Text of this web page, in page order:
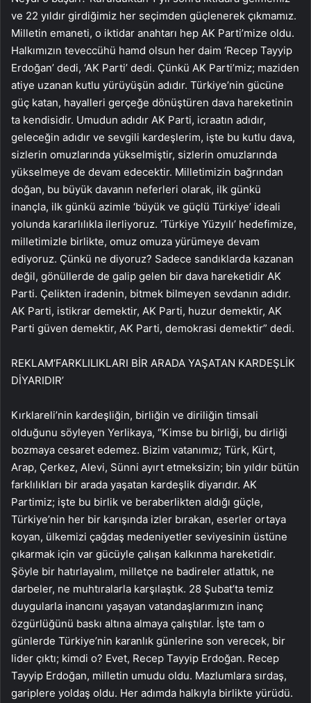
ve 22 yıldır girdiğimiz her seçimden güçlenerek çıkmamız.
Milletin emaneti, o iktidar anahtarı hep AK Parti’mize oldu.
Halkımızın teveccühü hamd olsun her daim ‘Recep Tayyip
Erdoğan’ dedi, ‘AK Parti’ dedi. Çünkü AK Parti’miz; maziden
atiye uzanan kutlu yürüyüşün adıdır. Türkiye’nin gücüne
güç katan, hayalleri gerçeğe dönüştüren dava hareketinin
ta kendisidir. Umudun adıdır AK Parti, icraatın adıdır,
geleceğin adıdır ve sevgili kardeşlerim, işte bu kutlu dava,
sizlerin omuzlarında yükselmiştir, sizlerin omuzlarında
yükselmeye de devam edecektir. Milletimizin bağrından
doğan, bu büyük davanın neferleri olarak, ilk günkü
inançla, ilk günkü azimle ‘büyük ve güçlü Türkiye’ ideali
yolunda kararlılıkla ilerliyoruz. ‘Türkiye Yüzyılı’ hedefimize,
milletimizle birlikte, omuz omuza yürümeye devam
ediyoruz. Çünkü ne diyoruz? Sadece sandıklarda kazanan
değil, gönüllerde de galip gelen bir dava hareketidir AK
Parti. Çelikten iradenin, bitmek bilmeyen sevdanın adıdır.
AK Parti, istikrar demektir, AK Parti, huzur demektir, AK
Parti güven demektir, AK Parti, demokrasi demektir” dedi.
REKLAM‘FARKLILIKLARI BİR ARADA YAŞATAN KARDEŞLİK
DİYARIDIR’
Kırklareli’nin kardeşliğin, birliğin ve diriliğin timsali
olduğunu söyleyen Yerlikaya, “Kimse bu birliği, bu dirliği
bozmaya cesaret edemez. Bizim vatanımız; Türk, Kürt,
Arap, Çerkez, Alevi, Sünni ayırt etmeksizin; bin yıldır bütün
farklılıkları bir arada yaşatan kardeşlik diyarıdır. AK
Partimiz; işte bu birlik ve beraberlikten aldığı güçle,
Türkiye’nin her bir karışında izler bırakan, eserler ortaya
koyan, ülkemizi çağdaş medeniyetler seviyesinin üstüne
çıkarmak için var gücüyle çalışan kalkınma hareketidir.
Şöyle bir hatırlayalım, milletçe ne badireler atlattık, ne
darbeler, ne muhtıralarla karşılaştık. 28 Şubat’ta temiz
duygularla inancını yaşayan vatandaşlarımızın inanç
özgürlüğünü baskı altına almaya çalıştılar. İşte tam o
günlerde Türkiye’nin karanlık günlerine son verecek, bir
lider çıktı; kimdi o? Evet, Recep Tayyip Erdoğan. Recep
Tayyip Erdoğan, milletin umudu oldu. Mazlumlara sırdaş,
gariplere yoldaş oldu. Her adımda halkıyla birlikte yürüdü.